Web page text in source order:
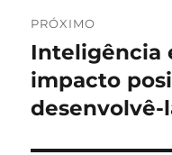
PRÓXIMO
Próximo
post:
Inteligência
impacto
desenvolvê-